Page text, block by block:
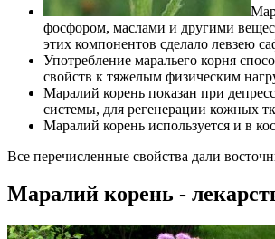
фосфором, маслами и другими
этих компонентов сделало левзею
Употребление маральего корня
свойств к тяжелым физическим
Маралий корень показан при
системы, для регенерации кожных
Маралий корень используется и в
Все перечисленные свойства дали
Маралий корень -